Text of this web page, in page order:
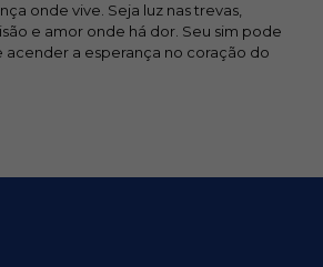
onde vive. Seja luz nas trevas,
e amor onde há dor. Seu sim pode
acender a esperança no coração do